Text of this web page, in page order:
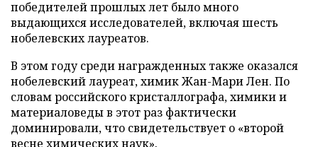
победителей прошлых лет было много
выдающихся исследователей, включая шесть
нобелевских лауреатов.
В этом году среди награжденных также оказался
нобелевский лауреат, химик Жан-Мари Лен. По
словам российского кристаллографа, химики и
материаловеды в этот раз фактически
доминировали, что свидетельствует о «второй
весне химических наук».